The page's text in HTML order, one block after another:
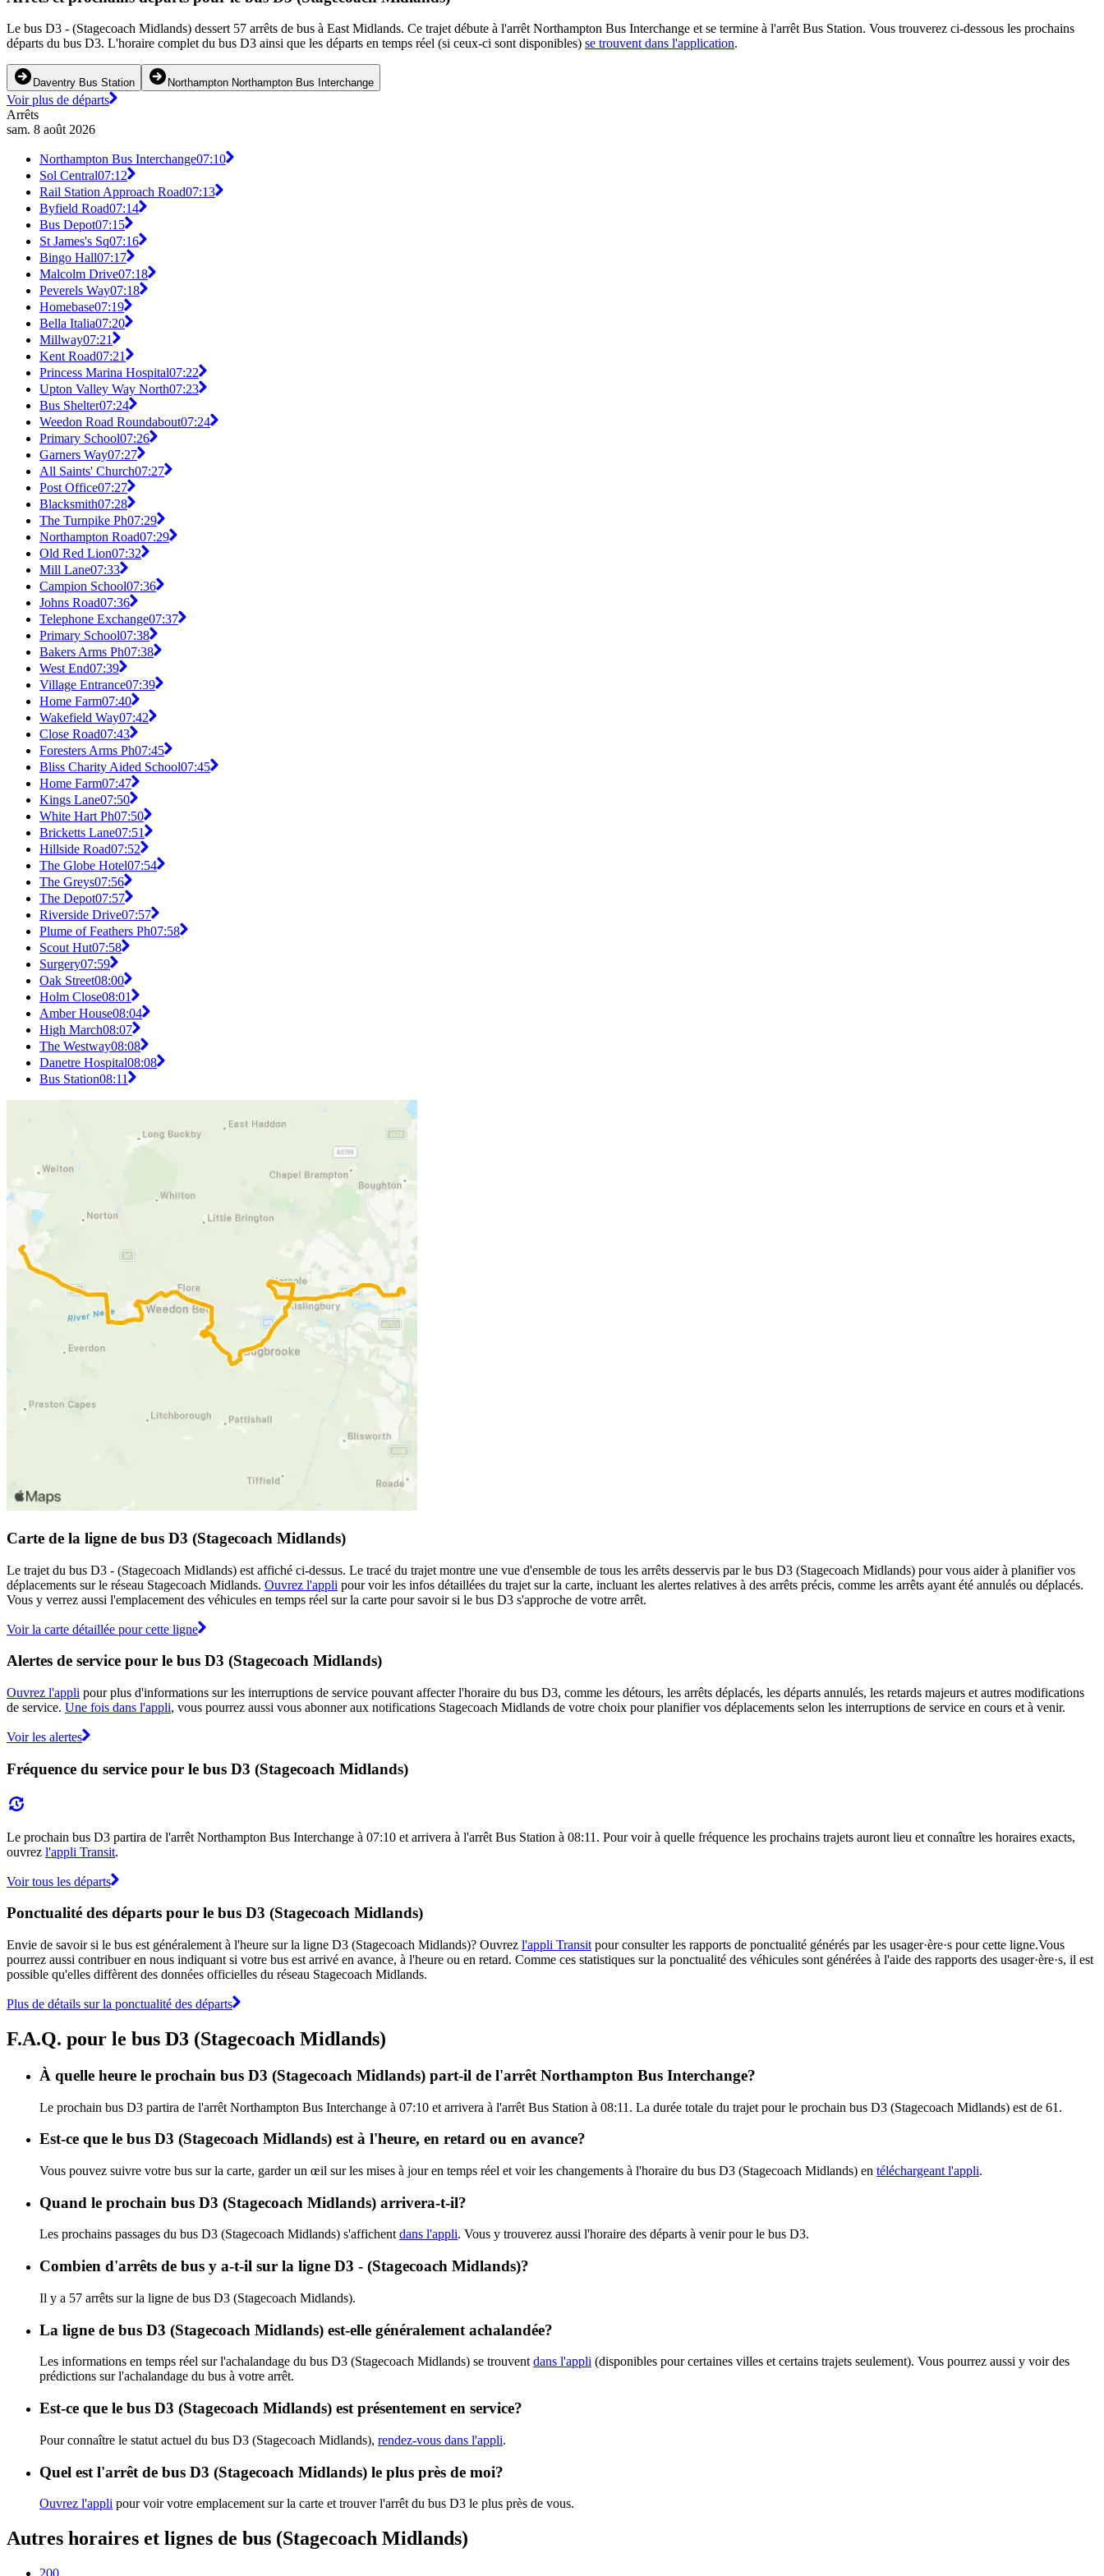
Le bus D3 - (Stagecoach Midlands) dessert 57 arrêts de bus à East Midlands. Ce trajet débute à l'arrêt Northampton Bus Interchange et se termine à l'arrêt Bus Station. Vous trouverez ci-dessous les prochains
départs du bus D3. L'horaire complet du bus D3 ainsi que les départs en temps réel (si ceux-ci sont disponibles) se trouvent dans l'application.
Daventry Bus Station Northampton Northampton Bus Interchange
Voir plus de départs
Arrêts
sam. 8 août 2026
Northampton Bus Interchange07:10
Sol Central07:12
Rail Station Approach Road07:13
Byfield Road07:14
Bus Depot07:15
St James's Sq07:16
Bingo Hall07:17
Malcolm Drive07:18
Peverels Way07:18
Homebase07:19
Bella Italia07:20
Millway07:21
Kent Road07:21
Princess Marina Hospital07:22
Upton Valley Way North07:23
Bus Shelter07:24
Weedon Road Roundabout07:24
Primary School07:26
Garners Way07:27
All Saints' Church07:27
Post Office07:27
Blacksmith07:28
The Turnpike Ph07:29
Northampton Road07:29
Old Red Lion07:32
Mill Lane07:33
Campion School07:36
Johns Road07:36
Telephone Exchange07:37
Primary School07:38
Bakers Arms Ph07:38
West End07:39
Village Entrance07:39
Home Farm07:40
Wakefield Way07:42
Close Road07:43
Foresters Arms Ph07:45
Bliss Charity Aided School07:45
Home Farm07:47
Kings Lane07:50
White Hart Ph07:50
Bricketts Lane07:51
Hillside Road07:52
The Globe Hotel07:54
The Greys07:56
The Depot07:57
Riverside Drive07:57
Plume of Feathers Ph07:58
Scout Hut07:58
Surgery07:59
Oak Street08:00
Holm Close08:01
Amber House08:04
High March08:07
The Westway08:08
Danetre Hospital08:08
Bus Station08:11
Carte de la ligne de bus D3 (Stagecoach Midlands)
Le trajet du bus D3 - (Stagecoach Midlands) est affiché ci-dessus. Le tracé du trajet montre une vue d'ensemble de tous les arrêts desservis par le bus D3 (Stagecoach Midlands) pour vous aider à planifier vos
déplacements sur le réseau Stagecoach Midlands. Ouvrez l'appli pour voir les infos détaillées du trajet sur la carte, incluant les alertes relatives à des arrêts précis, comme les arrêts ayant été annulés ou déplacés.
Vous y verrez aussi l'emplacement des véhicules en temps réel sur la carte pour savoir si le bus D3 s'approche de votre arrêt.
Voir la carte détaillée pour cette ligne
Alertes de service pour le bus D3 (Stagecoach Midlands)
Ouvrez l'appli pour plus d'informations sur les interruptions de service pouvant affecter l'horaire du bus D3, comme les détours, les arrêts déplacés, les départs annulés, les retards majeurs et autres modifications
de service. Une fois dans l'appli, vous pourrez aussi vous abonner aux notifications Stagecoach Midlands de votre choix pour planifier vos déplacements selon les interruptions de service en cours et à venir.
Voir les alertes
Fréquence du service pour le bus D3 (Stagecoach Midlands)
Le prochain bus D3 partira de l'arrêt Northampton Bus Interchange à 07:10 et arrivera à l'arrêt Bus Station à 08:11. Pour voir à quelle fréquence les prochains trajets auront lieu et connaître les horaires exacts,
ouvrez l'appli Transit.
Voir tous les départs
Ponctualité des départs pour le bus D3 (Stagecoach Midlands)
Envie de savoir si le bus est généralement à l'heure sur la ligne D3 (Stagecoach Midlands)? Ouvrez l'appli Transit pour consulter les rapports de ponctualité générés par les usager·ère·s pour cette ligne.Vous
pourrez aussi contribuer en nous indiquant si votre bus est arrivé en avance, à l'heure ou en retard. Comme ces statistiques sur la ponctualité des véhicules sont générées à l'aide des rapports des usager·ère·s, il est
possible qu'elles diffèrent des données officielles du réseau Stagecoach Midlands.
Plus de détails sur la ponctualité des départs
F.A.Q. pour le bus D3 (Stagecoach Midlands)
À quelle heure le prochain bus D3 (Stagecoach Midlands) part-il de l'arrêt Northampton Bus Interchange?
Le prochain bus D3 partira de l'arrêt Northampton Bus Interchange à 07:10 et arrivera à l'arrêt Bus Station à 08:11. La durée totale du trajet pour le prochain bus D3 (Stagecoach Midlands) est de 61.
Est-ce que le bus D3 (Stagecoach Midlands) est à l'heure, en retard ou en avance?
Vous pouvez suivre votre bus sur la carte, garder un œil sur les mises à jour en temps réel et voir les changements à l'horaire du bus D3 (Stagecoach Midlands) en téléchargeant l'appli.
Quand le prochain bus D3 (Stagecoach Midlands) arrivera-t-il?
Les prochains passages du bus D3 (Stagecoach Midlands) s'affichentdans l'appli. Vous y trouverez aussi l'horaire des départs à venir pour le bus D3.
Combien d'arrêts de bus y a-t-il sur la ligne D3 - (Stagecoach Midlands)?
Il y a 57 arrêts sur la ligne de bus D3 (Stagecoach Midlands).
La ligne de bus D3 (Stagecoach Midlands) est-elle généralement achalandée?
Les informations en temps réel sur l'achalandage du bus D3 (Stagecoach Midlands) se trouvent dans l'appli (disponibles pour certaines villes et certains trajets seulement). Vous pourrez aussi y voir des
prédictions sur l'achalandage du bus à votre arrêt.
Est-ce que le bus D3 (Stagecoach Midlands) est présentement en service?
Pour connaître le statut actuel du bus D3 (Stagecoach Midlands), rendez-vous dans l'appli.
Quel est l'arrêt de bus D3 (Stagecoach Midlands) le plus près de moi?
Ouvrez l'appli pour voir votre emplacement sur la carte et trouver l'arrêt du bus D3 le plus près de vous.
Autres horaires et lignes de bus (Stagecoach Midlands)
200